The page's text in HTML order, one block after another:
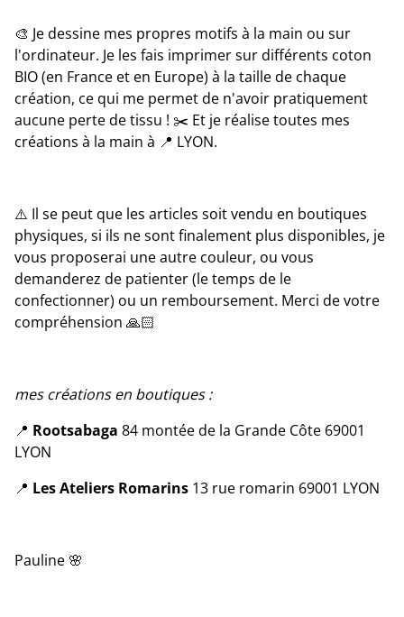
🎨 Je dessine mes propres motifs à la main ou sur
l'ordinateur. Je les fais imprimer sur différents coton
BIO (en France et en Europe) à la taille de chaque
création, ce qui me permet de n'avoir pratiquement
aucune perte de tissu ! ✂️ Et je réalise toutes mes
créations à la main à 📍 LYON.
⚠️ Il se peut que les articles soit vendu en boutiques
physiques, si ils ne sont finalement plus disponibles, je
vous proposerai une autre couleur, ou vous
demanderez de patienter (le temps de le
confectionner) ou un remboursement. Merci de votre
compréhension 🙏🏻
mes créations en boutiques :
📍 Rootsabaga 84 montée de la Grande Côte 69001
LYON
📍 Les Ateliers Romarins 13 rue romarin 69001 LYON
Pauline 🌸